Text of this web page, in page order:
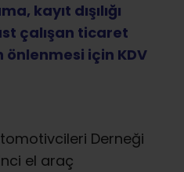
kayıt dışılığı
çalışan ticaret
önlenmesi için KDV
Derneği
el araç